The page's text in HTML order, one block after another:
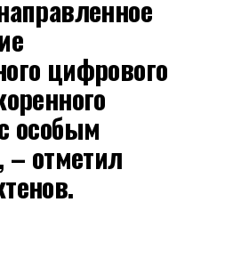
цифрового
особым
– отметил